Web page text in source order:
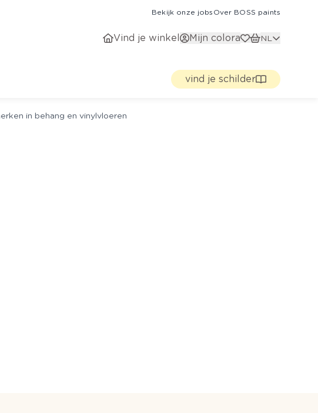
Bekijk onze jobs Over BOSS paints
Vind je winkel Mijn colora NL
vind je schilder
in behang en vinylvloeren